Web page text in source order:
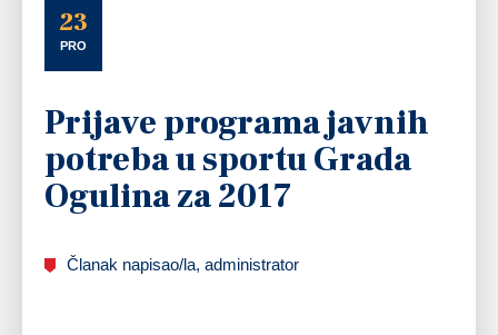
23
PRO
Prijave programa javnih
potreba u sportu Grada
Ogulina za 2017
Članak napisao/la, administrator